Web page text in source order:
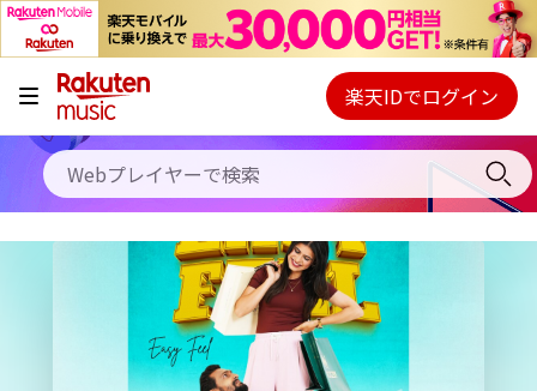
キャンペーン
料金プラン
使い方
初回30日間無料お試し
Webプレイヤー
ご契約内容の確認・変更
楽天IDでログイン